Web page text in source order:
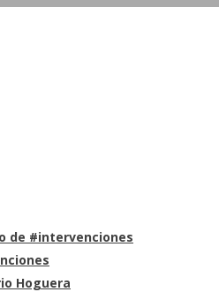
de #intervenciones
Hoguera